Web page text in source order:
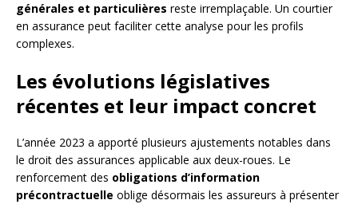
générales et particulières reste irremplaçable. Un courtier
en assurance peut faciliter cette analyse pour les profils
complexes.
Les évolutions législatives
récentes et leur impact concret
L’année 2023 a apporté plusieurs ajustements notables dans
le droit des assurances applicable aux deux-roues. Le
renforcement des obligations d’information
précontractuelle oblige désormais les assureurs à présenter